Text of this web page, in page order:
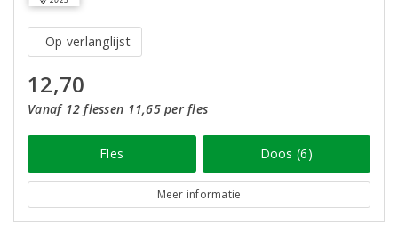
Op verlanglijst
12,70
Vanaf 12 flessen 11,65 per fles
Fles Doos (6)
Meer informatie